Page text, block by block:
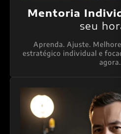
Mentoria
seu
Aprenda. Ajuste.
estratégico individual e
agora.